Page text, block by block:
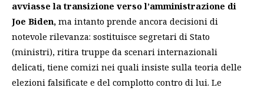
avviasse la transizione verso l’amministrazione di
Joe Biden, ma intanto prende ancora decisioni di
notevole rilevanza: sostituisce segretari di Stato
(ministri), ritira truppe da scenari internazionali
delicati, tiene comizi nei quali insiste sulla teoria delle
elezioni falsificate e del complotto contro di lui. Le